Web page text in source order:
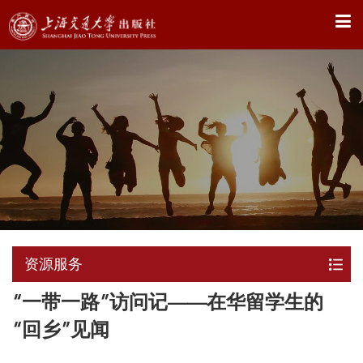
X
资源服务
“一带一路”访问记——在华留学生的
“回乡”见闻